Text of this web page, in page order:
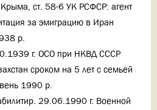
ст. 58-6 УК РСФСР: агент
за эмиграцию в Иран
р.
г. ОСО при НКВД СССР
сроком на 5 лет с семьей
1990 р.
29.06.1990 г. Военной